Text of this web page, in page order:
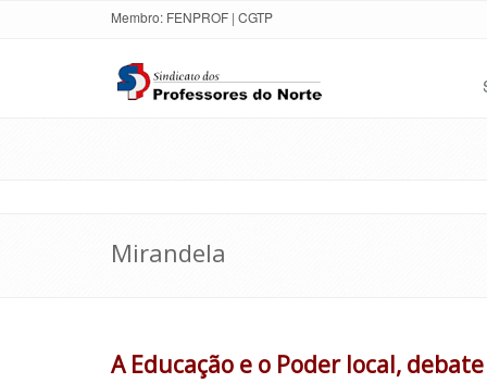
Membro: FENPROF | CGTP
Mirandela
A Educação e o Poder local, debate